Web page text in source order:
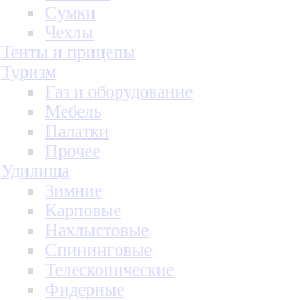
Сумки
Чехлы
Тенты и прицепы
Туризм
Газ и оборудование
Мебель
Палатки
Прочее
Удилища
Зимние
Карповые
Нахлыстовые
Спининговые
Телескопические
Фидерные